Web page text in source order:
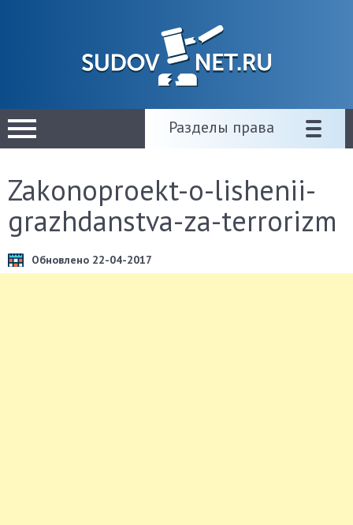
Разделы права
Zakonoproekt-o-lishenii-
grazhdanstva-za-terrorizm
Обновлено 22-04-2017